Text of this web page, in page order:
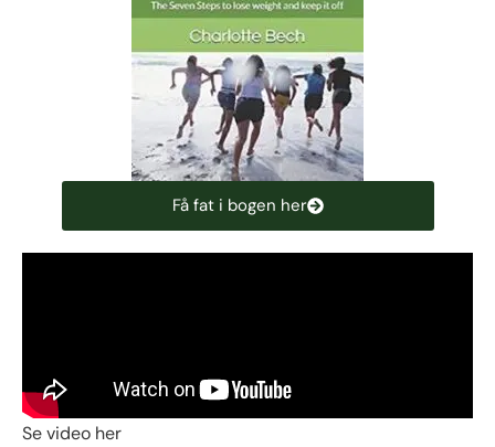
Få fat i bogen her
Se video her